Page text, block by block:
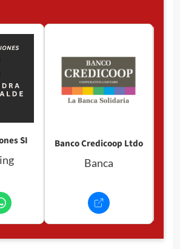
SI
Banco Credicoop Ltdo
Banca